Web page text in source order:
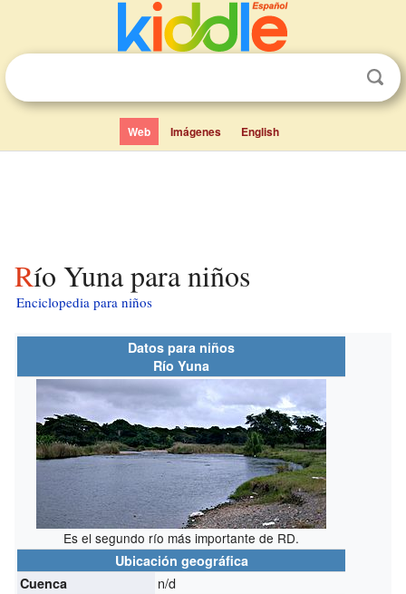
Web Imágenes English
Río Yuna para niños
Enciclopedia para niños
Datos para niños
Río Yuna
Es el segundo río más importante de RD.
Ubicación geográfica
Cuenca
n/d